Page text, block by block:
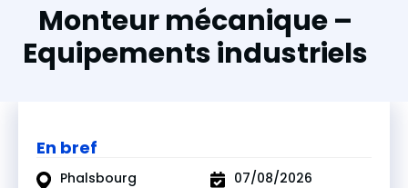
Monteur mécanique –
Equipements industriels
En bref
Phalsbourg
07/08/2026